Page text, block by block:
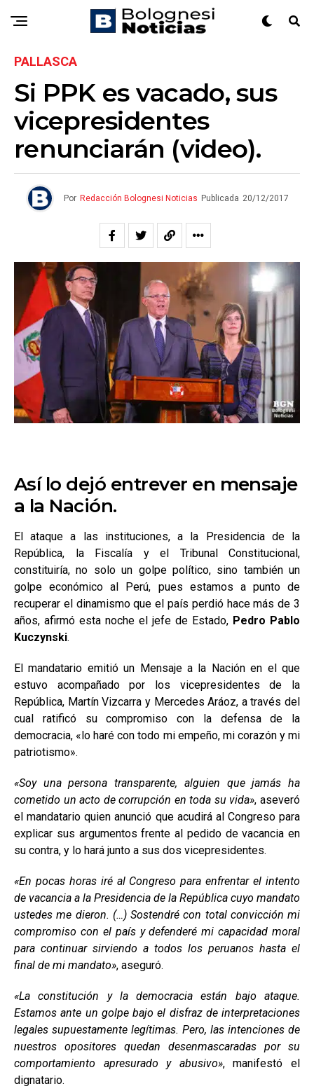
PALLASCA
Si PPK es vacado, sus
vicepresidentes
renunciarán (video).
Por Redacción Bolognesi Noticias Publicada 20/12/2017
Así lo dejó entrever en mensaje
a la Nación.
El ataque a las instituciones, a la Presidencia de la
República, la Fiscalía y el Tribunal Constitucional,
constituiría, no solo un golpe político, sino también un
golpe económico al Perú, pues estamos a punto de
recuperar el dinamismo que el país perdió hace más de 3
años, afirmó esta noche el jefe de Estado, Pedro Pablo
Kuczynski.
El mandatario emitió un Mensaje a la Nación en el que
estuvo acompañado por los vicepresidentes de la
República, Martín Vizcarra y Mercedes Aráoz, a través del
cual ratificó su compromiso con la defensa de la
democracia, «lo haré con todo mi empeño, mi corazón y mi
patriotismo».
«Soy una persona transparente, alguien que jamás ha
cometido un acto de corrupción en toda su vida», aseveró
el mandatario quien anunció que acudirá al Congreso para
explicar sus argumentos frente al pedido de vacancia en
su contra, y lo hará junto a sus dos vicepresidentes.
«En pocas horas iré al Congreso para enfrentar el intento
de vacancia a la Presidencia de la República cuyo mandato
ustedes me dieron. (…) Sostendré con total convicción mi
compromiso con el país y defenderé mi capacidad moral
para continuar sirviendo a todos los peruanos hasta el
final de mi mandato», aseguró.
«La constitución y la democracia están bajo ataque.
Estamos ante un golpe bajo el disfraz de interpretaciones
legales supuestamente legítimas. Pero, las intenciones de
nuestros opositores quedan desenmascaradas por su
comportamiento apresurado y abusivo», manifestó el
dignatario.